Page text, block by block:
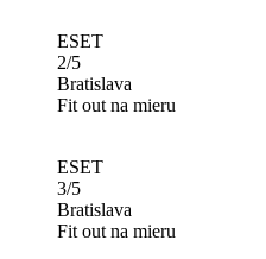
ESET
2/5
Bratislava
Fit out na mieru
ESET
3/5
Bratislava
Fit out na mieru